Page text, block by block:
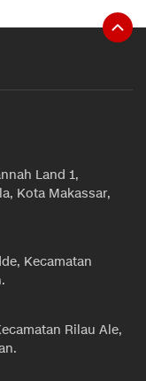
Land 1,
Kota Makassar,
Kecamatan
Rilau Ale,